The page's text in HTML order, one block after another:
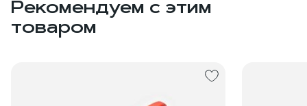
Рекомендуем с этим
товаром